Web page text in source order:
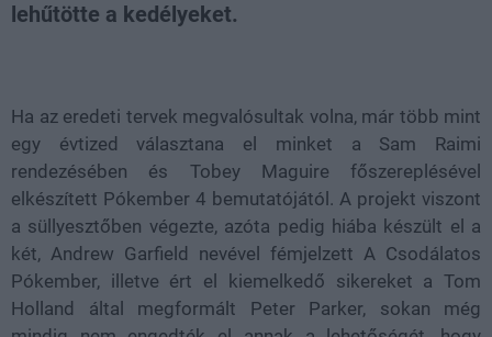
lehűtötte a kedélyeket.
Ha az eredeti tervek megvalósultak volna, már több mint
egy évtized választana el minket a Sam Raimi
rendezésében és Tobey Maguire főszereplésével
elkészített Pókember 4 bemutatójától. A projekt viszont
a süllyesztőben végezte, azóta pedig hiába készült el a
két, Andrew Garfield nevével fémjelzett A Csodálatos
Pókember, illetve ért el kiemelkedő sikereket a Tom
Holland által megformált Peter Parker, sokan még